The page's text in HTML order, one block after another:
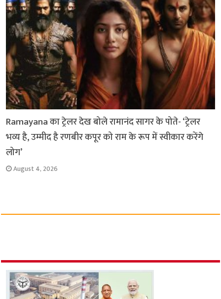
Ramayana का ट्रेलर देख बोले रामानंद सागर के पोते- ‘ट्रेलर
भव्य है, उम्मीद है रणबीर कपूर को राम के रूप में स्वीकार करेंगे
लोग’
August 4, 2026